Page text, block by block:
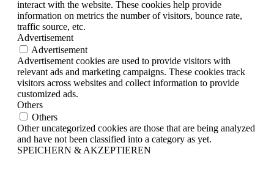
interact with the website. These cookies help provide
information on metrics the number of visitors, bounce rate,
traffic source, etc.
Advertisement
Advertisement
Advertisement cookies are used to provide visitors with
relevant ads and marketing campaigns. These cookies track
visitors across websites and collect information to provide
customized ads.
Others
Others
Other uncategorized cookies are those that are being analyzed
and have not been classified into a category as yet.
SPEICHERN & AKZEPTIEREN